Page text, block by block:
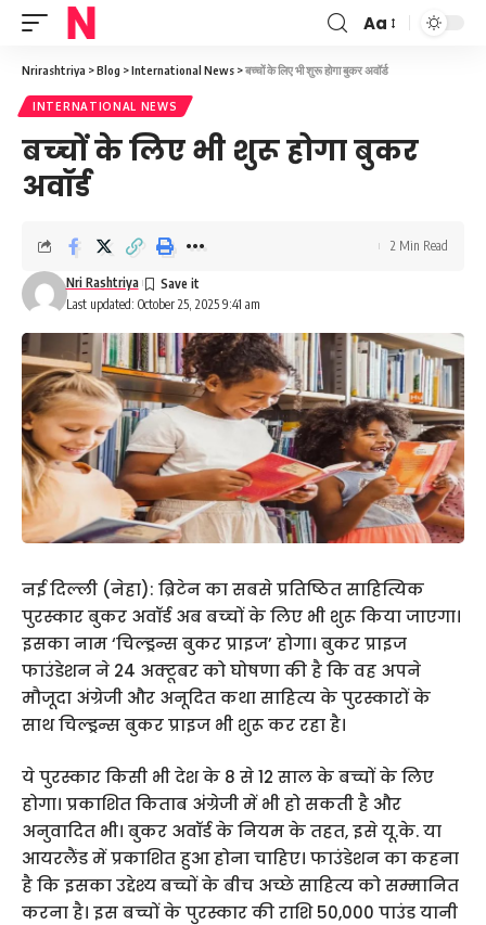
Font
Resizer
Aa
Nrirashtriya >Blog >International News >बच्‍चों के लिए भी शुरू होगा बुकर अवॉर्ड
INTERNATIONAL NEWS
बच्‍चों के लिए भी शुरू होगा बुकर
अवॉर्ड
Last updated: October 25, 2025 9:41 am
Nri Rashtriya
2 Min Read
नई दिल्ली (नेहा): ब्रिटेन का सबसे प्रतिष्ठित साहित्यिक
पुरस्कार बुकर अवॉर्ड अब बच्‍चों के लिए भी शुरू किया जाएगा।
इसका नाम ‘चिल्ड्रन्स बुकर प्राइज’ होगा। बुकर प्राइज
फाउंडेशन ने 24 अक्‍टूबर को घोषणा की है कि वह अपने
मौजूदा अंग्रेजी और अनूदित कथा साहित्य के पुरस्कारों के
साथ चिल्ड्रन्स बुकर प्राइज भी शुरू कर रहा है।
ये पुरस्कार किसी भी देश के 8 से 12 साल के बच्चों के लिए
होगा। प्रकाशित किताब अंग्रेजी में भी हो सकती है और
अनुवादित भी। बुकर अवॉर्ड के नियम के तहत, इसे यू.के. या
आयरलैंड में प्रकाशित हुआ होना चाहिए। फाउंडेशन का कहना
है कि इसका उद्देश्य बच्चों के बीच अच्‍छे साहित्य को सम्मानित
करना है। इस बच्चों के पुरस्कार की राशि 50,000 पाउंड यानी